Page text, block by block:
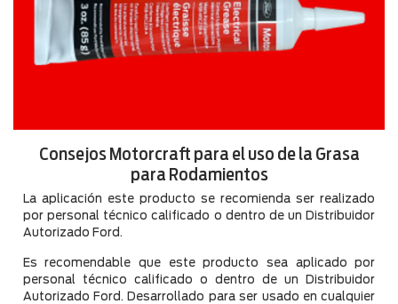
Consejos Motorcraft para el uso de la Grasa
para Rodamientos
La aplicación este producto se recomienda ser realizado
por personal técnico calificado o dentro de un Distribuidor
Autorizado Ford.
Es recomendable que este producto sea aplicado por
personal técnico calificado o dentro de un Distribuidor
Autorizado Ford. Desarrollado para ser usado en cualquier